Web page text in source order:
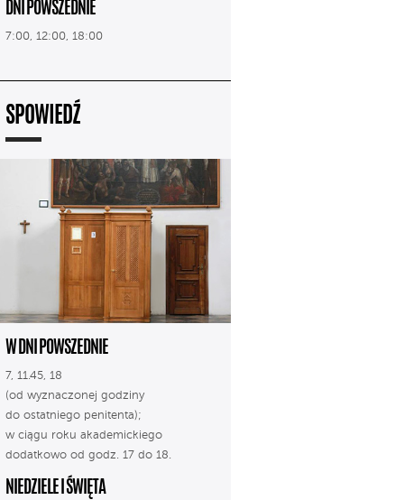
DNI POWSZEDNIE
7:00, 12:00, 18:00
SPOWIEDŹ
W DNI POWSZEDNIE
7, 11.45, 18
(od wyznaczonej godziny
do ostatniego penitenta);
w ciągu roku akademickiego
dodatkowo od godz. 17 do 18.
NIEDZIELE I ŚWIĘTA